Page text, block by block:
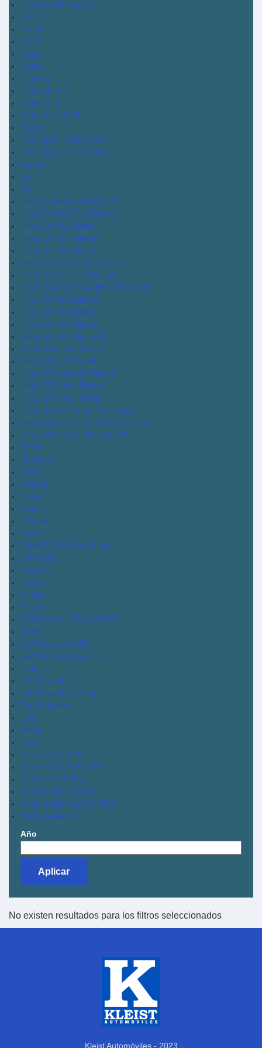
Corolla XEI Hybrid
Cx-3
Cx-30
Cx-9
Duna
Dzire
Dzire GL
Dzire GL AT
Dzire GLX
Dzire GLX AMT
Escort
FASTBACK AUDACE
FASTBACK IMPETUS
Fiorino
Gol
Golf
Hilux Conquest AT Diesel
Hilux DX 4x2 Full Diesel
Hilux DX 4x2 Nafta
Hilux DX 4x4 Diesel
Hilux DX 4x4 Nafta
Hilux DX 4x4 Pick Up Diesel
Hilux DX Pick Up Diesel
Hilux GAZOO RACING AT Diesel
Hilux SR 4x2 Diesel
Hilux SR 4x2 Nafta
Hilux SR 4x4 Diesel
Hilux SR 4x4 Diesel AT
Hilux SRV 4x2 Diesel
Hilux SRV 4X2 Nafta
Hilux SRV 4x4 AT Diesel
Hilux SRV 4x4 Diesel
Hilux SRV 4x4 Nafta
Hilux SRV AT Plus 4x4 Diesel
Hilux SRV AT Plus TSS 4x4 Diesel
Hilux SRX 4x4x V6 Nafta AT
MOBI
Mustang
Palio
Passat
Pulse
Raize
Ranger
Rav4
Rav4 2.5 S Hybrid Plus
S-Presso
Saveiro
Sentra
Skyline
Strada
STRADA ULTRA 1.0T AT
Swift
Swift GL 1.2 AMT
Swift GLS Híbrido 1.2
Tiida
Toro Freedom
Toro Freedom Diesel
Toro Volcano
Uno
Vento
Yaris
Yaris HB XLS AT
Yaris HB XLS AT TSS
Yaris HB XS(42)
Yaris Sedan XLS AT
Yaris Sedan XLS AT TSS
Yaris Sedan XS
Año
No existen resultados para los filtros seleccionados
Kleist Automóviles - 2023